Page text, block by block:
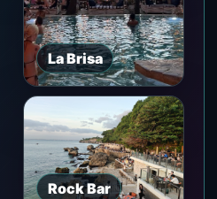
La Brisa
Rock Bar